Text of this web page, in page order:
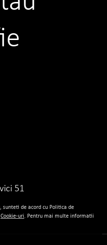
inceputa acum
Teilor, in Pitesti.
51
sunteti de acord cu Politica de
Cookie-uri. Pentru mai multe informatii